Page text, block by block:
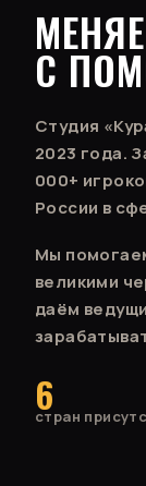
С
Студия
2023 года.
000+
России в
Мы
великими
даём
6
стран